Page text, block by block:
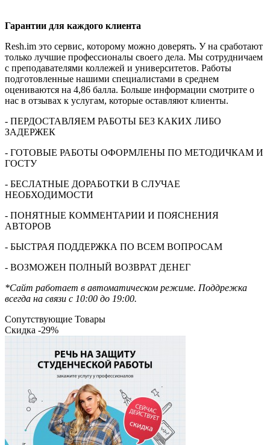
Гарантии для каждого клиента
Resh.im это сервис, которому можно доверять. У на сработают
только лучшие профессионалы своего дела. Мы сотрудничаем
с преподавателями коллежей и университетов. Работы
подготовленные нашими специалистами в среднем
оцениваются на 4,86 балла. Больше информации смотрите о
нас в отзывах к услугам, которые оставляют клиенты.
- ПЕРДОСТАВЛЯЕМ РАБОТЫ БЕЗ КАКИХ ЛИБО
ЗАДЕРЖЕК
- ГОТОВЫЕ РАБОТЫ ОФОРМЛЕНЫ ПО МЕТОДИЧКАМ И
ГОСТУ
- БЕСЛАТНЫЕ ДОРАБОТКИ В СЛУЧАЕ
НЕОБХОДИМОСТИ
- ПОНЯТНЫЕ КОММЕНТАРИИ И ПОЯСНЕНИЯ
АВТОРОВ
- БЫСТРАЯ ПОДДЕРЖКА ПО ВСЕМ ВОПРОСАМ
- ВОЗМОЖЕН ПОЛНЫЙ ВОЗВРАТ ДЕНЕГ
*Сайт работает в автоматическом режиме. Поддрежка
всегда на связи с 10:00 до 19:00.
Сопутствующие Товары
Скидка -29%